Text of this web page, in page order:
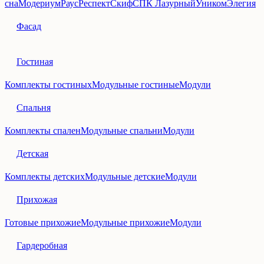
снаМодериумРаусРеспектСкифСПК ЛазурныйУникомЭлегия
Фасад
Гостиная
Комплекты гостиныхМодульные гостиныеМодули
Спальня
Комплекты спаленМодульные спальниМодули
Детская
Комплекты детскихМодульные детскиеМодули
Прихожая
Готовые прихожиеМодульные прихожиеМодули
Гардеробная